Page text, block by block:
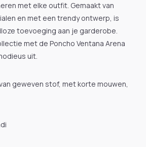
met elke outfit. Gemaakt van
en met een trendy ontwerp, is
toevoeging aan je garderobe.
met de Poncho Ventana Arena
uit.
geweven stof, met korte mouwen,